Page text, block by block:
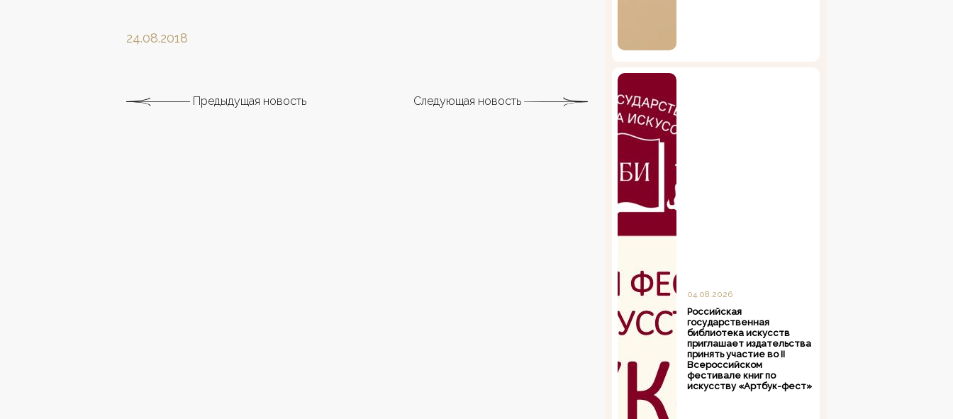
24.08.2018
Предыдущая новость Следующая новость
04.08.2026
Российская
государственная
библиотека искусств
приглашает издательства
принять участие во II
Всероссийском
фестивале книг по
искусству «Артбук-фест»